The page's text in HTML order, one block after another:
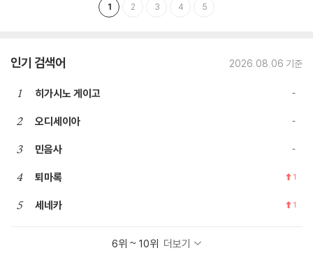
1 2 3 4 5
인기 검색어 2026.08.06 기준
1 히가시노 게이고
2 오디세이아
3 민음사
4 퇴마록 1
5 세네카 1
6위 ~ 10위 더보기